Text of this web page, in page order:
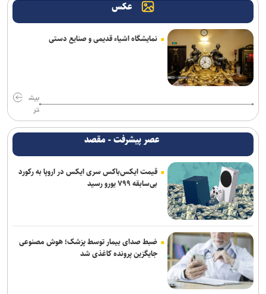
اعمال ضریب ۲.۷ برای محاسبه قیمت اینترنت بین‌الملل درست نیست
گوشی داغ را داخل یخچال نگذارید!
وقتی یک کلیپس چند میلی‌متری، نقش حیاتی در جراحی ایفا می‌کند
دستگاه «نیدر» بومی، راهکار دانش‌بنیان‌ها برای اختلاط مواد پلیمری و
نانویی
راه‌آهن با ارتقای مرکز عملیات امنیت، دیوار دفاع سایبری خود را تقویت
می‌کند
اطلاعات بیش از ۱۰۰ هزار نیروی پلیس و کارمند امنیتی بریتانیا هک شد
اس‌جی ۱۰۰۰ کنسولی که امپراتوری سگا را پایه‌گذاری کرد
عکس
نمایشگاه اشیاء قدیمی و صنایع دستی
بیش
تر
عصر پیشرفت - مقصد
قیمت ایکس‌باکس سری ایکس در اروپا به رکورد
بی‌سابقه ۷۹۹ یورو رسید
ضبط صدای بیمار توسط پزشک؛ هوش مصنوعی
جایگزین پرونده کاغذی شد